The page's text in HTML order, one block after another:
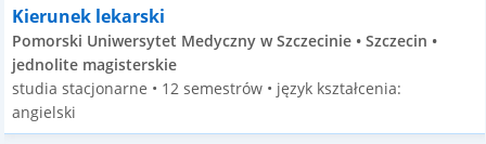
Kierunek lekarski
Pomorski Uniwersytet Medyczny w Szczecinie • Szczecin •
jednolite magisterskie
studia stacjonarne • 12 semestrów • język kształcenia:
angielski